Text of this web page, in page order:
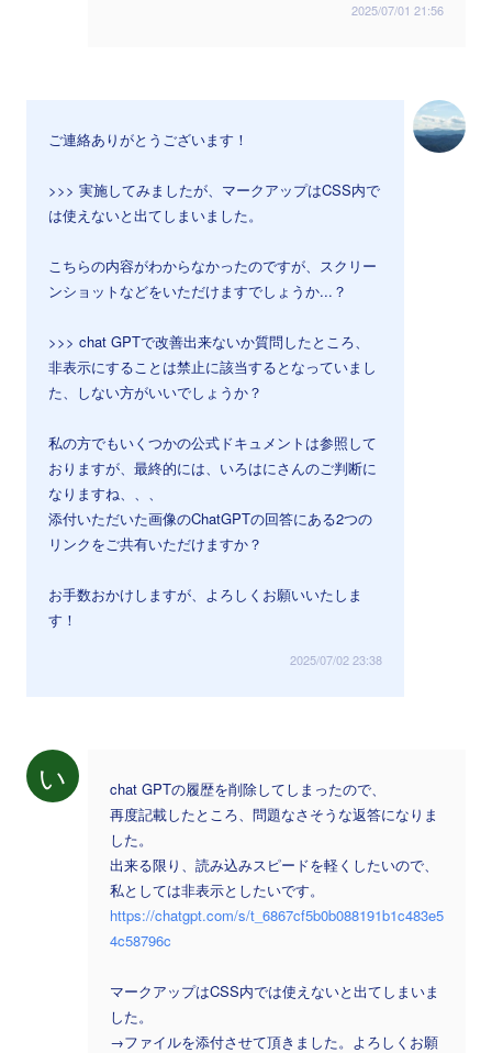
2025/07/01 21:56
ご連絡ありがとうございます！
>>> 実施してみましたが、マークアップはCSS内で
は使えないと出てしまいました。
こちらの内容がわからなかったのですが、スクリー
ンショットなどをいただけますでしょうか...？
>>> chat GPTで改善出来ないか質問したところ、
非表示にすることは禁止に該当するとなっていまし
た、しない方がいいでしょうか？
私の方でもいくつかの公式ドキュメントは参照して
おりますが、最終的には、いろはにさんのご判断に
なりますね、、、
添付いただいた画像のChatGPTの回答にある2つの
リンクをご共有いただけますか？
お手数おかけしますが、よろしくお願いいたしま
す！
2025/07/02 23:38
い
chat GPTの履歴を削除してしまったので、
再度記載したところ、問題なさそうな返答になりま
した。
出来る限り、読み込みスピードを軽くしたいので、
私としては非表示としたいです。
https://chatgpt.com/s/t_6867cf5b0b088191b1c483e5
4c58796c
マークアップはCSS内では使えないと出てしまいま
した。
→ファイルを添付させて頂きました。よろしくお願